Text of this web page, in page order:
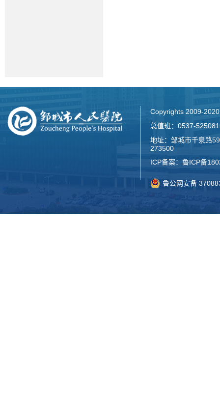
Copyrights 2009-
总值班：0537-
地址：邹城市千泉路
273500
ICP备案： 鲁ICP备
鲁公网安备